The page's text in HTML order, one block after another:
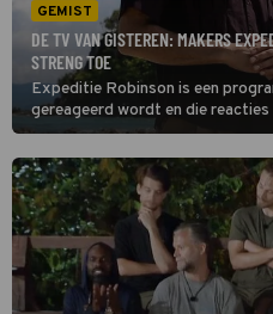
GEMIST
DE TV VAN GISTEREN: MAKERS
STRENG TOE
Expeditie Robinson is een
gereageerd wordt en die
Sterker nog: de haatberichten
de producent zich nu geroepen
bespreken de TV van gisteren,
Bakt uiteraard ook voorbij komen.